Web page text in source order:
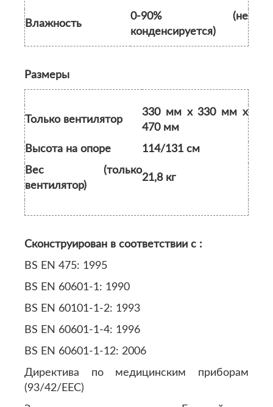
Влажность
0-90% (не
конденсируется)
Размеры
Только вентилятор
330 мм х 330 мм х
470 мм
Высота на опоре
114/131 см
Вес (только
вентилятор)
21,8 кг
Сконструирован в соответствии с :
BS EN 475: 1995
BS EN 60601-1: 1990
BS EN 60101-1-2: 1993
BS EN 60601-1-4: 1996
BS EN 60601-1-12: 2006
Директива по медицинским приборам
(93/42/EEC)